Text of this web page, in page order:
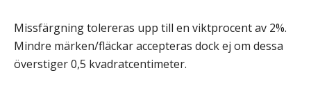
Missfärgning tolereras upp till en viktprocent av 2%.
Mindre märken/fläckar accepteras dock ej om dessa
överstiger 0,5 kvadratcentimeter.